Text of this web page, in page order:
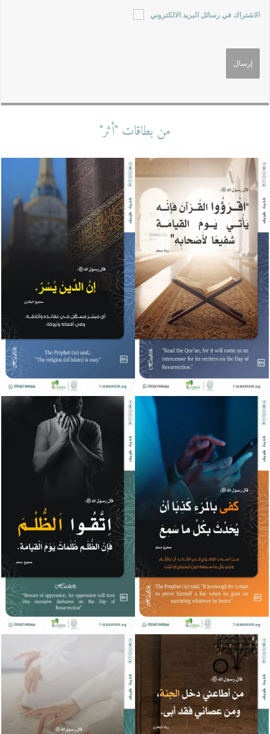
الاشتراك في رسائل البريد الالكتروني
من بطاقات "أثر"